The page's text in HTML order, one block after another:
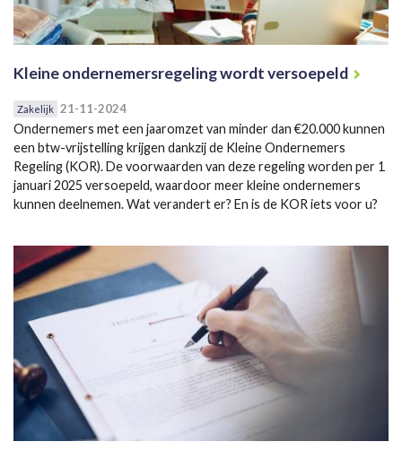
Kleine ondernemersregeling wordt versoepeld
Zakelijk 21-11-2024
Ondernemers met een jaaromzet van minder dan €20.000 kunnen
een btw-vrijstelling krijgen dankzij de Kleine Ondernemers
Regeling (KOR). De voorwaarden van deze regeling worden per 1
januari 2025 versoepeld, waardoor meer kleine ondernemers
kunnen deelnemen. Wat verandert er? En is de KOR iets voor u?